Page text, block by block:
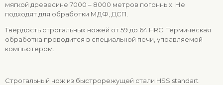
мягкой древесине 7000 – 8000 метров погонных. Не
подходят для обработки МДФ, ДСП.
Твёрдость строгальных ножей от 59 до 64 HRC. Термическая
обработка проводится в специальной печи, управляемой
компьютером.
Строгальный нож из быстрорежущей стали HSS standart